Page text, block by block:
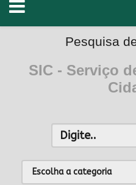
Pesquisa
SIC - Serviço